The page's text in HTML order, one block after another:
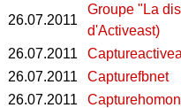
26.07.2011
Groupe "La
d'Activeast)
26.07.2011
26.07.2011
Capturefbnet
26.07.2011